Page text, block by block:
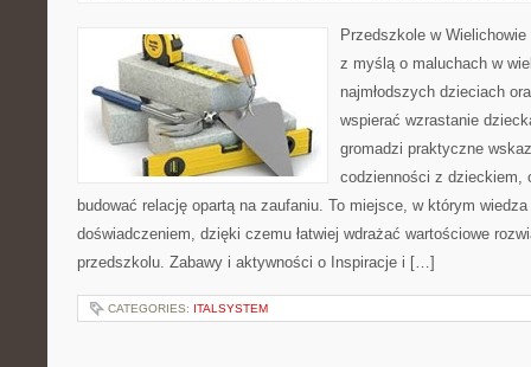
Przedszkole w
z myślą o maluchach w
najmłodszych dzieciach
wspierać wzrastanie
gromadzi praktyczne
codzienności z dzieckiem,
budować relację opartą na zaufaniu. To miejsce, w którym
doświadczeniem, dzięki czemu łatwiej wdrażać wartościowe
przedszkolu. Zabawy i aktywności o Inspiracje i […]
CATEGORIES: ITALSYSTEM